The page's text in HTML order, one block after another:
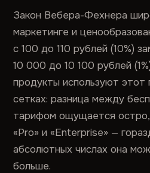
Закон Вебера-Фехнера
маркетинге и
с 100 до 110 рублей (10%)
10 000 до 10 100 рублей
продукты используют
сетках: разница между
тарифом ощущается
«Pro» и «Enterprise» —
абсолютных числах она
больше.